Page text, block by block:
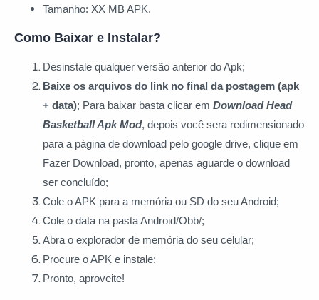
Tamanho: XX MB APK.
Como Baixar e Instalar?
Desinstale qualquer versão anterior do Apk;
Baixe os arquivos do link no final da postagem (apk
+ data); Para baixar basta clicar em Download Head
Basketball Apk Mod, depois você sera redimensionado
para a página de download pelo google drive, clique em
Fazer Download, pronto, apenas aguarde o download
ser concluído;
Cole o APK para a memória ou SD do seu Android;
Cole o data na pasta Android/Obb/;
Abra o explorador de memória do seu celular;
Procure o APK e instale;
Pronto, aproveite!